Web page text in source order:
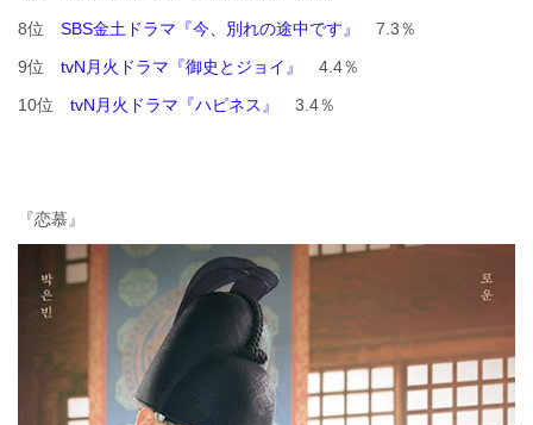
8位 SBS金土ドラマ『今、別れの途中です』
7.3％
9位 tvN月火ドラマ『御史とジョイ』
4.4％
10位 tvN月火ドラマ『ハピネス』 3.4％
『恋慕』